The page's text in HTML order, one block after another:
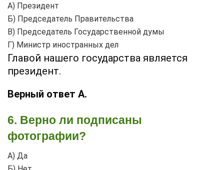
А) Президент
Б) Председатель Правительства
В) Председатель Государственной думы
Г) Министр иностранных дел
Главой нашего государства является
президент.
Верный ответ А.
6. Верно ли подписаны
фотографии?
А) Да